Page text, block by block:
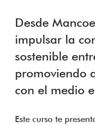
Desde
impulsar la
sostenible
promoviendo
con el medio
Este curso te